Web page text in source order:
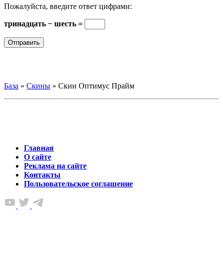
Пожалуйста, введите ответ цифрами:
тринадцать − шесть =
База » Скины » Скин Оптимус Прайм
Главная
О сайте
Реклама на сайте
Контакты
Пользовательское соглашение